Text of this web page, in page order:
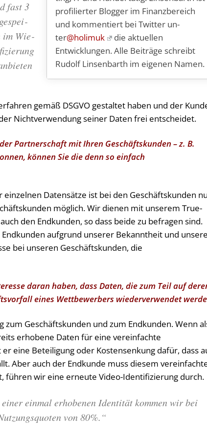
pro­fi­lier­ter Blog­ger im Fi­nanz­be­reich
und kom­men­tiert bei Twit­ter un­
ter@holimuk
die aktuellen
Entwicklungen. Alle Beiträge schreibt
Rudolf Linsenbarth im eigenen Namen.
fast 3
im Wie­
gemäß DSGVO gestaltet haben und der
Nichtverwendung seiner Daten frei entscheidet.
Partnerschaft mit Ihren Geschäftskunden – z. B.
können Sie die denn so einfach
Datensätze ist bei den Geschäftskunden
möglich. Wir dienen mit unserem True-
den Endkunden, so dass beide zu befragen sind.
aufgrund unserer Bekanntheit und
bei unseren Geschäftskunden, die
daran haben, dass Daten, die zum Teil auf
eines Wettbewerbers wiederverwendet
Geschäftskunden und zum Endkunden. Wenn
erhobene Daten für eine vereinfachte
eine Beteiligung oder Kostensenkung dafür, dass
Aber auch der Endkunde muss diesem
führen wir eine erneute Video-Identifizierung durch.
einmal erhobenen Identität kommen wir bei
von 80%.“